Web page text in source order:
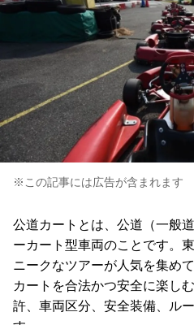
※この記事には広告が含まれます
公道カートとは、公道（一般
ーカート型車両のことです。
ニークなツアーが人気を集め
カートを合法かつ安全に楽し
許、車両区分、安全装備、ル